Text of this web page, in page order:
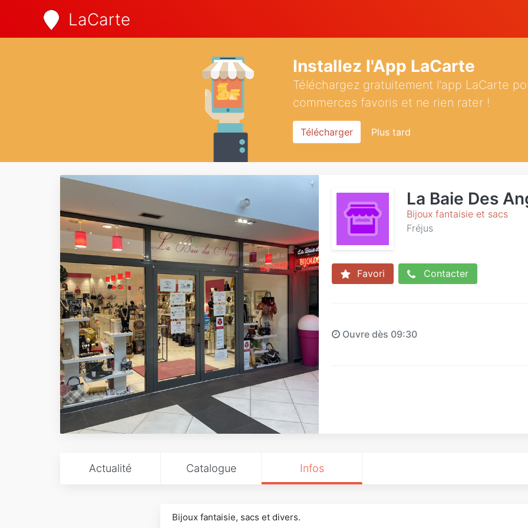
LaCarte
Installez l'App LaCarte
Téléchargez gratuitement l'app LaCarte
commerces favoris et ne rien rater !
Télécharger Plus tard
La Baie Des
Bijoux fantaisie et sacs
Fréjus
Favori Contacter
Ouvre dès 09:30
Actualité Catalogue Infos
Bijoux fantaisie, sacs et divers.